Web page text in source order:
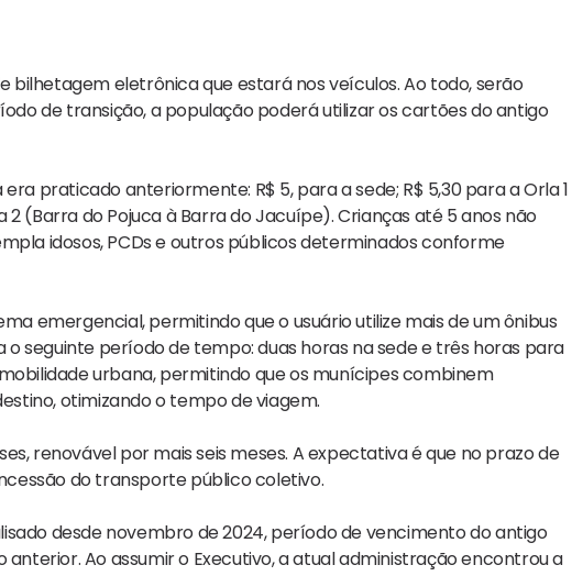
bilhetagem eletrônica que estará nos veículos. Ao todo, serão
de transição, a população poderá utilizar os cartões do antigo
praticado anteriormente: R$ 5, para a sede; R$ 5,30 para a Orla 1
(Barra do Pojuca à Barra do Jacuípe). Crianças até 5 anos não
idosos, PCDs e outros públicos determinados conforme
emergencial, permitindo que o usuário utilize mais de um ônibus
seguinte período de tempo: duas horas na sede e três horas para
urbana, permitindo que os munícipes combinem
otimizando o tempo de viagem.
renovável por mais seis meses. A expectativa é que no prazo de
do transporte público coletivo.
desde novembro de 2024, período de vencimento do antigo
Ao assumir o Executivo, a atual administração encontrou a